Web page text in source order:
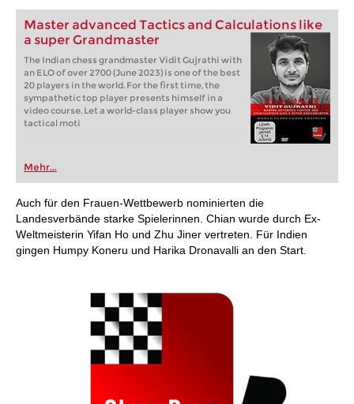
Master advanced Tactics and Calculations like
a super Grandmaster
The Indian chess grandmaster Vidit Gujrathi with
an ELO of over 2700 (June 2023) is one of the best
20 players in the world. For the first time, the
sympathetic top player presents himself in a
video course. Let a world-class player show you
tactical moti
Mehr...
Auch für den Frauen-Wettbewerb nominierten die
Landesverbände starke Spielerinnen. Chian wurde durch Ex-
Weltmeisterin Yifan Ho und Zhu Jiner vertreten. Für Indien
gingen Humpy Koneru und Harika Dronavalli an den Start.